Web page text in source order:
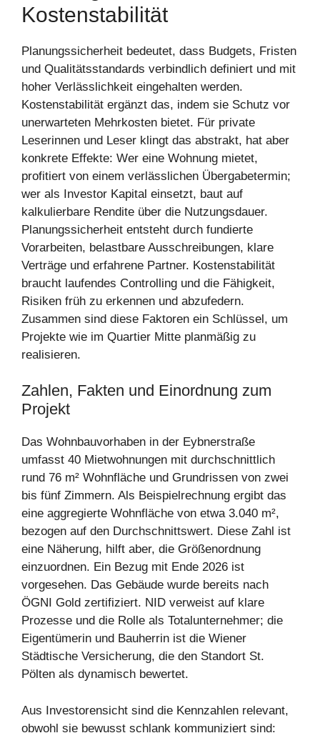
Kostenstabilität
Planungssicherheit bedeutet, dass Budgets, Fristen
und Qualitätsstandards verbindlich definiert und mit
hoher Verlässlichkeit eingehalten werden.
Kostenstabilität ergänzt das, indem sie Schutz vor
unerwarteten Mehrkosten bietet. Für private
Leserinnen und Leser klingt das abstrakt, hat aber
konkrete Effekte: Wer eine Wohnung mietet,
profitiert von einem verlässlichen Übergabetermin;
wer als Investor Kapital einsetzt, baut auf
kalkulierbare Rendite über die Nutzungsdauer.
Planungssicherheit entsteht durch fundierte
Vorarbeiten, belastbare Ausschreibungen, klare
Verträge und erfahrene Partner. Kostenstabilität
braucht laufendes Controlling und die Fähigkeit,
Risiken früh zu erkennen und abzufedern.
Zusammen sind diese Faktoren ein Schlüssel, um
Projekte wie im Quartier Mitte planmäßig zu
realisieren.
Zahlen, Fakten und Einordnung zum
Projekt
Das Wohnbauvorhaben in der Eybnerstraße
umfasst 40 Mietwohnungen mit durchschnittlich
rund 76 m² Wohnfläche und Grundrissen von zwei
bis fünf Zimmern. Als Beispielrechnung ergibt das
eine aggregierte Wohnfläche von etwa 3.040 m²,
bezogen auf den Durchschnittswert. Diese Zahl ist
eine Näherung, hilft aber, die Größenordnung
einzuordnen. Ein Bezug mit Ende 2026 ist
vorgesehen. Das Gebäude wurde bereits nach
ÖGNI Gold zertifiziert. NID verweist auf klare
Prozesse und die Rolle als Totalunternehmer; die
Eigentümerin und Bauherrin ist die Wiener
Städtische Versicherung, die den Standort St.
Pölten als dynamisch bewertet.
Aus Investorensicht sind die Kennzahlen relevant,
obwohl sie bewusst schlank kommuniziert sind: